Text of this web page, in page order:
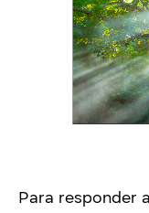
Para responder